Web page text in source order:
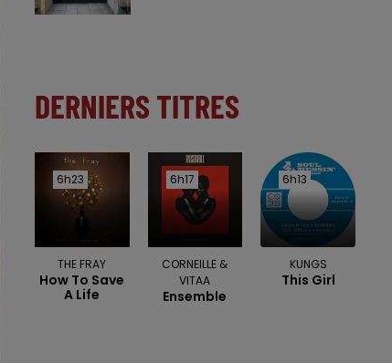
DERNIERS TITRES
6h23
6h23
THE FRAY
How To Save
A Life
6h17
6h17
CORNEILLE &
VITAA
Ensemble
6h13
6h13
KUNGS
This Girl